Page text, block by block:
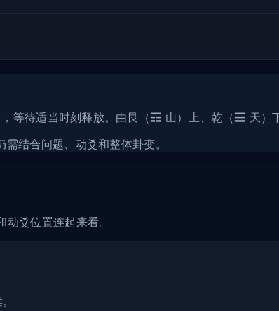
等待适当时刻释放。由艮（☶ 山）上、乾（☰ 天）
结合问题、动爻和整体卦变。
爻位置连起来看。